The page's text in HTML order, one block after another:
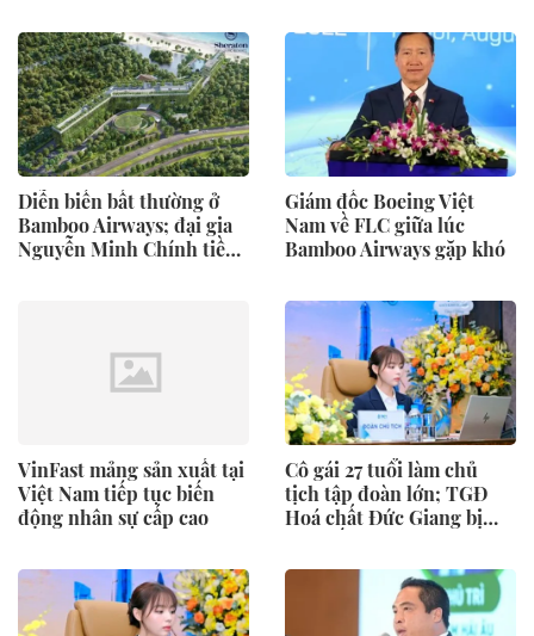
Diễn biến bất thường ở
Bamboo Airways; đại gia
Nguyễn Minh Chính tiềm
Giám đốc Boeing Việt
Nam về FLC giữa lúc
Bamboo Airways gặp khó
VinFast mảng sản xuất tại
Việt Nam tiếp tục biến
động nhân sự cấp cao
Cô gái 27 tuổi làm chủ
tịch tập đoàn lớn; TGĐ
Hoá chất Đức Giang bị